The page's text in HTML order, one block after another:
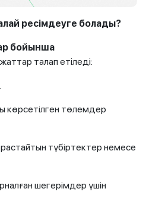
ресімдеуге болады?
бойынша
талап етіледі:
көрсетілген төлемдер
түбіртектер немесе
шегерімдер үшін